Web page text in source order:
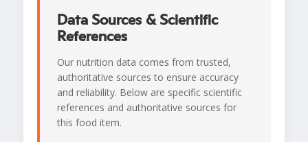
Data Sources & Scientific
References
Our nutrition data comes from trusted,
authoritative sources to ensure accuracy
and reliability. Below are specific scientific
references and authoritative sources for
this food item.